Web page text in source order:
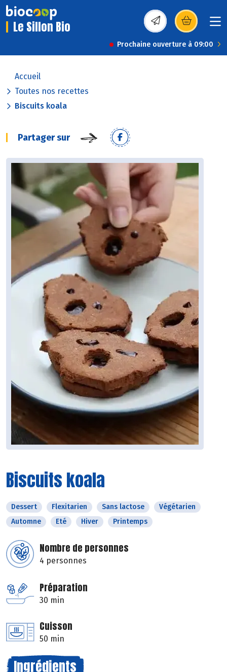
Le Sillon Bio (s’ouvre dans une
Prochaine ouverture à 09:00
Accueil
Toutes nos recettes
Biscuits koala
Partager sur
Biscuits koala
Dessert Flexitarien Sans lactose
Végétarien
Automne
Eté Hiver Printemps
Nombre de personnes
4 personnes
Préparation
30 min
Cuisson
50 min
Ingrédients